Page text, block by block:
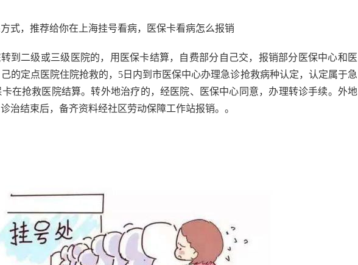
式，推荐给你在上海挂号看病，医保卡看病怎么报销
到二级或三级医院的，用医保卡结算，自费部分自己交，报销部分医保中心和医
的定点医院住院抢救的，5日内到市医保中心办理急诊抢救病种认定，认定属于急
在抢救医院结算。转外地治疗的，经医院、医保中心同意，办理转诊手续。外地
治结束后，备齐资料经社区劳动保障工作站报销。。